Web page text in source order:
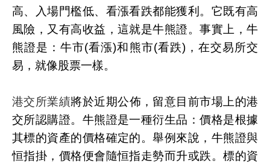
高、入場門檻低、看漲看跌都能獲利。它既有高
風險，又有高收益，這就是牛熊證。事實上，牛
熊證是：牛市(看漲)和熊市(看跌)，在交易所交
易，就像股票一樣。
港交所業績將於近期公佈，留意目前市場上的港
交所認購證。牛熊證是一種衍生品：價格是根據
其標的資產的價格確定的。舉例來說，牛熊證與
恒指掛，價格便會隨恒指走勢而升或跌。標的資